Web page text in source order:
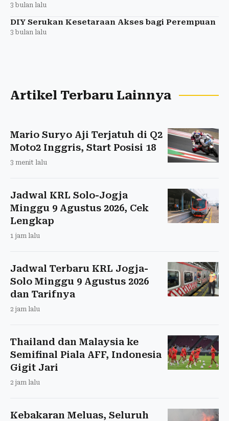
3 bulan lalu
DIY Serukan Kesetaraan Akses bagi Perempuan
3 bulan lalu
Artikel Terbaru Lainnya
Mario Suryo Aji Terjatuh di Q2
Moto2 Inggris, Start Posisi 18
3 menit lalu
Jadwal KRL Solo-Jogja
Minggu 9 Agustus 2026, Cek
Lengkap
1 jam lalu
Jadwal Terbaru KRL Jogja-
Solo Minggu 9 Agustus 2026
dan Tarifnya
2 jam lalu
Thailand dan Malaysia ke
Semifinal Piala AFF, Indonesia
Gigit Jari
2 jam lalu
Kebakaran Meluas, Seluruh